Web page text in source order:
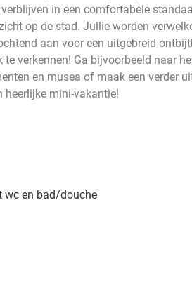
in een comfortabele
op de stad. Jullie worden
aan voor een uitgebreid
verkennen! Ga bijvoorbeeld naar
en musea of maak een verder
heerlijke mini-vakantie!
wc en bad/douche